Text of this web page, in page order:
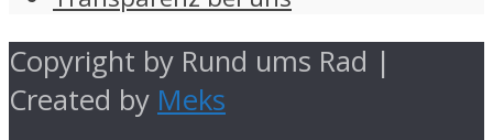
Copyright by Rund ums Rad |
Created by Meks